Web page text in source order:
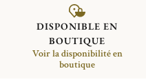
DISPONIBLE EN
BOUTIQUE
Voir la disponibilité en
boutique